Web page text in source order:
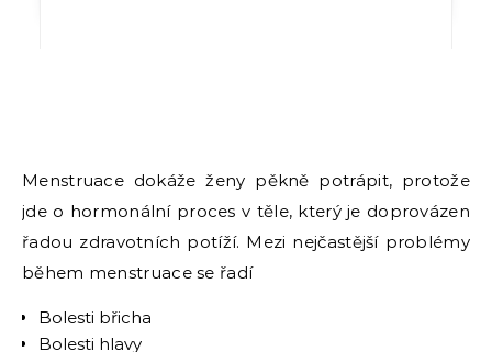
Menstruace dokáže ženy pěkně potrápit, protože
jde o hormonální proces v těle, který je doprovázen
řadou zdravotních potíží. Mezi nejčastější problémy
během menstruace se řadí
Bolesti břicha
Bolesti hlavy